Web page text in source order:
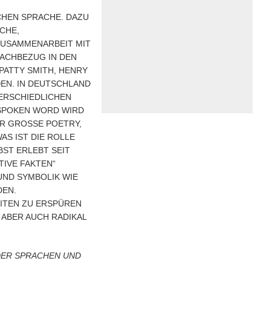
SPRACHE. DAZU
MIT
IN DEN
SMITH, HENRY
IN DEUTSCHLAND
WORD WIRD
POETRY, S
IST DIE ROLLE D
ERLEBT SEIT E
FAKTEN“ SP
WIE SCH
ZU ERSPÜREN
AUCH RADIKAL
SPRACHEN UND